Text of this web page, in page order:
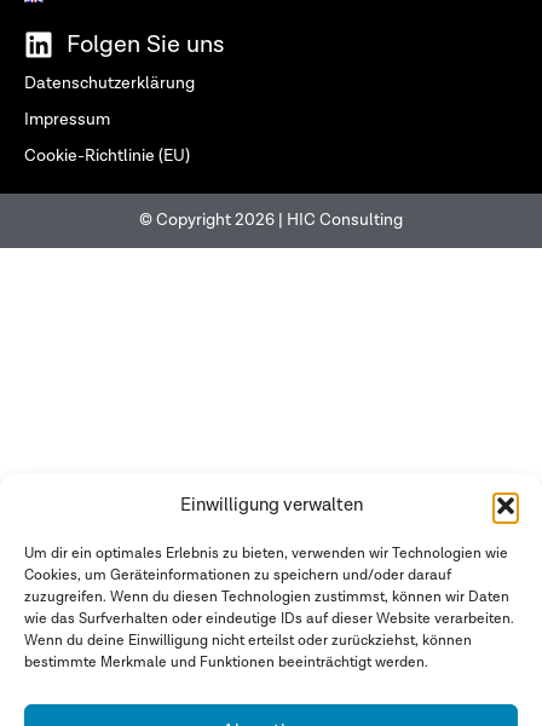
Einwilligung verwalten
Um dir ein optimales Erlebnis zu bieten, verwenden wir Technologien wie
Cookies, um Geräteinformationen zu speichern und/oder darauf
zuzugreifen. Wenn du diesen Technologien zustimmst, können wir Daten
wie das Surfverhalten oder eindeutige IDs auf dieser Website verarbeiten.
Wenn du deine Einwilligung nicht erteilst oder zurückziehst, können
bestimmte Merkmale und Funktionen beeinträchtigt werden.
Folgen Sie uns
Datenschutzerklärung
Impressum
Cookie-Richtlinie (EU)
© Copyright 2026 | HIC Consulting